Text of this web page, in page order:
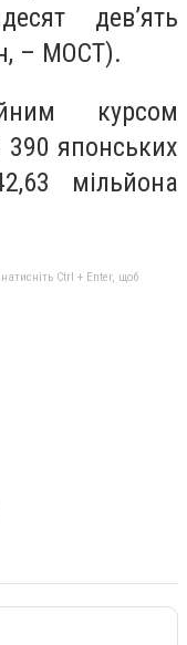
дев’ять
– МОСТ).
курсом
390 японських
мільйона
Ctrl + Enter, щоб